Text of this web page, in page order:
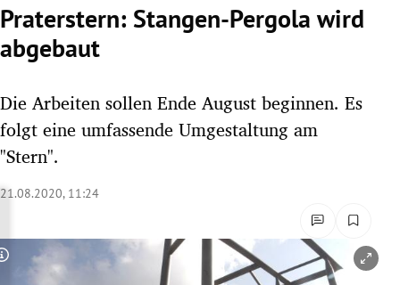
Untermenü
Untermenü
Untermenü
Praterstern: Stangen-Pergola wird
abgebaut
Die Arbeiten sollen Ende August beginnen. Es
folgt eine umfassende Umgestaltung am
"Stern".
21.08.2020, 11:24
Copyright-Hinweis öffnen/schließen